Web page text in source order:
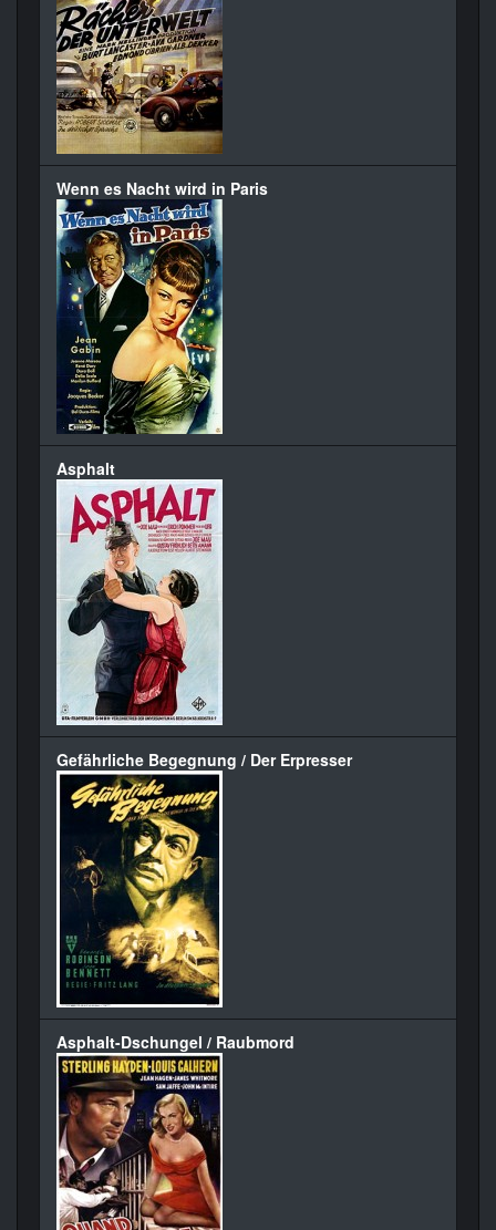
Wenn es Nacht wird in Paris
Asphalt
Gefährliche Begegnung / Der Erpresser
Asphalt-Dschungel / Raubmord